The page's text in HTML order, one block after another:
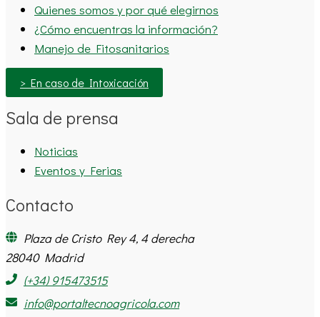
Quienes somos y por qué elegirnos
¿Cómo encuentras la información?
Manejo de Fitosanitarios
> En caso de Intoxicación
Sala de prensa
Noticias
Eventos y Ferias
Contacto
Plaza de Cristo Rey 4, 4 derecha
28040 Madrid
(+34) 915473515
info@portaltecnoagricola.com